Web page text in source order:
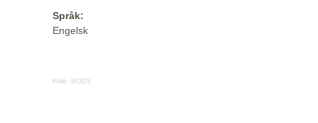
Språk:
Engelsk
Kilde: MODS